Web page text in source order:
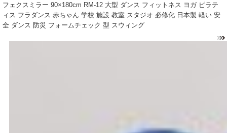
フェクスミラー 90×180cm RM-12 大型 ダンス フィットネス ヨガ ピラテ
ィス フラダンス 赤ちゃん 学校 施設 教室 スタジオ 必修化 日本製 軽い 安
全 ダンス 防災 フォームチェック 型 スウィング